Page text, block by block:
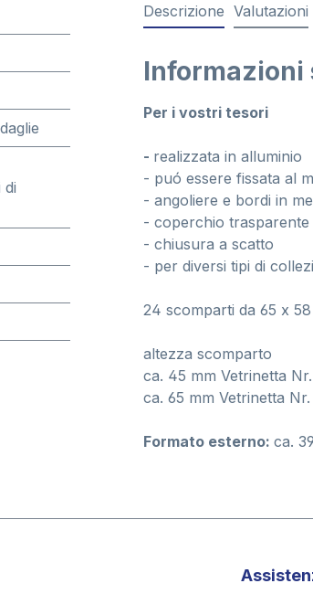
di
Descrizione Valutazioni
Per i vostri tesori
- realizzata in alluminio
- puó essere fissata al
- angoliere e bordi in
- coperchio trasparente
- chiusura a scatto
- per diversi tipi di
24 scomparti da 65 x
altezza scomparto
ca. 45 mm Vetrinetta
ca. 65 mm Vetrinetta
Formato esterno: ca.